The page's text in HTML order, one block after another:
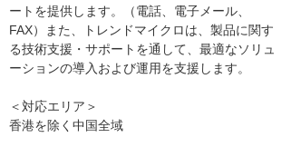
ートを提供します。（電話、電子メール、
FAX）また、トレンドマイクロは、製品に関す
る技術支援・サポートを通して、最適なソリュ
ーションの導入および運用を支援します。
＜対応エリア＞
香港を除く中国全域